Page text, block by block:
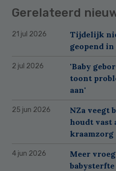
Gerelateerd
21 jul 2026
Tijdelijk
geopend
2 jul 2026
'Baby
toont
aan'
25 jun 2026
NZa veegt
houdt vast
kraamzorg
4 jun 2026
Meer